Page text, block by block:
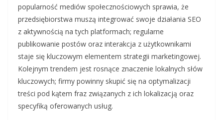
popularność mediów społecznościowych sprawia, że
przedsiębiorstwa muszą integrować swoje działania SEO
z aktywnością na tych platformach; regularne
publikowanie postów oraz interakcja z użytkownikami
staje się kluczowym elementem strategii marketingowej.
Kolejnym trendem jest rosnące znaczenie lokalnych słów
kluczowych; firmy powinny skupić się na optymalizacji
treści pod kątem fraz związanych z ich lokalizacją oraz
specyfiką oferowanych usług.